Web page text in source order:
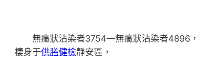
無癥狀沾染者3754—無癥狀沾染者4896，
棲身于供膳健檢靜安區，